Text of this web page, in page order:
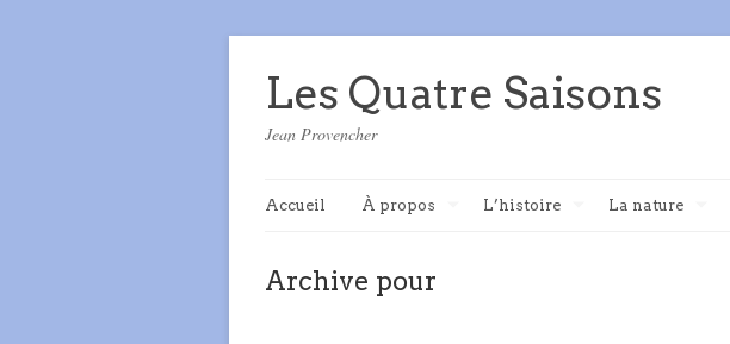
Les Quatre Saisons
Jean Provencher
Accueil À propos L’histoire La nature
Archive pour